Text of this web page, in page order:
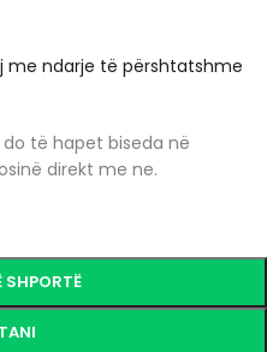
me ndarje të përshtatshme
do të hapet biseda në
direkt me ne.
SHPORTË